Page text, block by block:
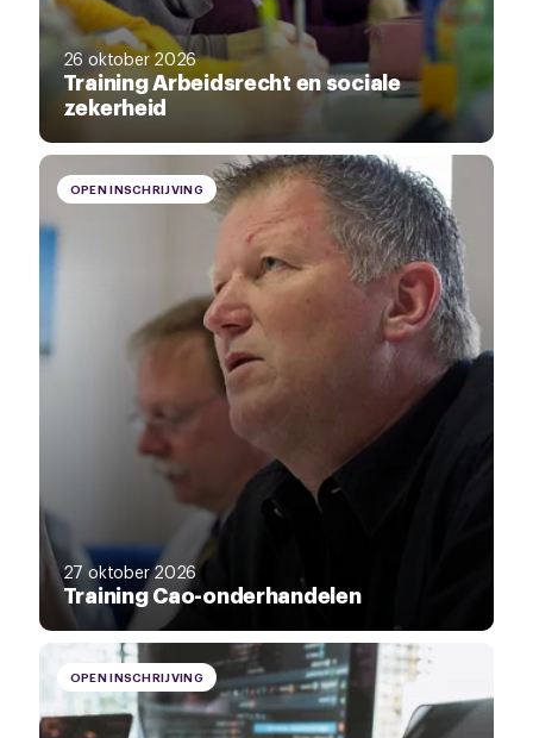
26 oktober 2026
Training Arbeidsrecht en sociale
zekerheid
OPEN INSCHRIJVING
27 oktober 2026
Training Cao-onderhandelen
OPEN INSCHRIJVING